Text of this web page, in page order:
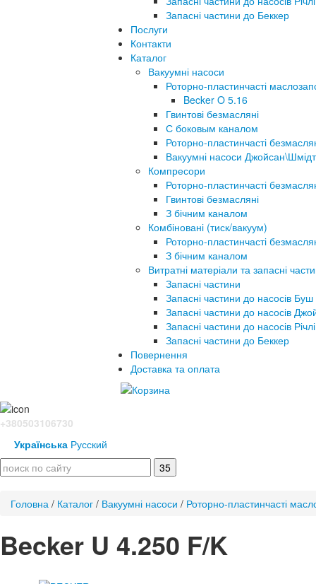
Запасні частини до Беккер
Послуги
Контакти
Каталог
Вакуумні насоси
Роторно-пластинчасті
Becker O 5.16
Гвинтові безмасляні
С боковым каналом
Роторно-пластинчасті
Вакуумні насоси Джойсан\Шмідт
Компресори
Роторно-пластинчасті
Гвинтові безмасляні
З бічним каналом
Комбіновані (тиск/вакуум)
Роторно-пластинчасті
З бічним каналом
Витратні матеріали та запасні
Запасні частини
Запасні частини до насосів Буш
Запасні частини до насосів
Запасні частини до насосів Річлі
Запасні частини до Беккер
Повернення
Доставка та оплата
+380503106730
Українська Русский
Головна / Каталог / Вакуумні насоси / Роторно-пластинчасті
Becker U 4.250 F/K